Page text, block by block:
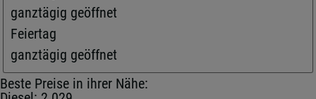
ganztägig geöffnet
Feiertag
ganztägig geöffnet
Beste Preise in ihrer Nähe: